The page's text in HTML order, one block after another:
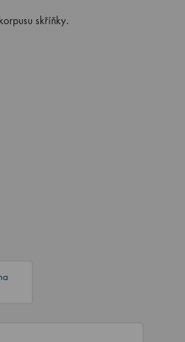
skříňky.